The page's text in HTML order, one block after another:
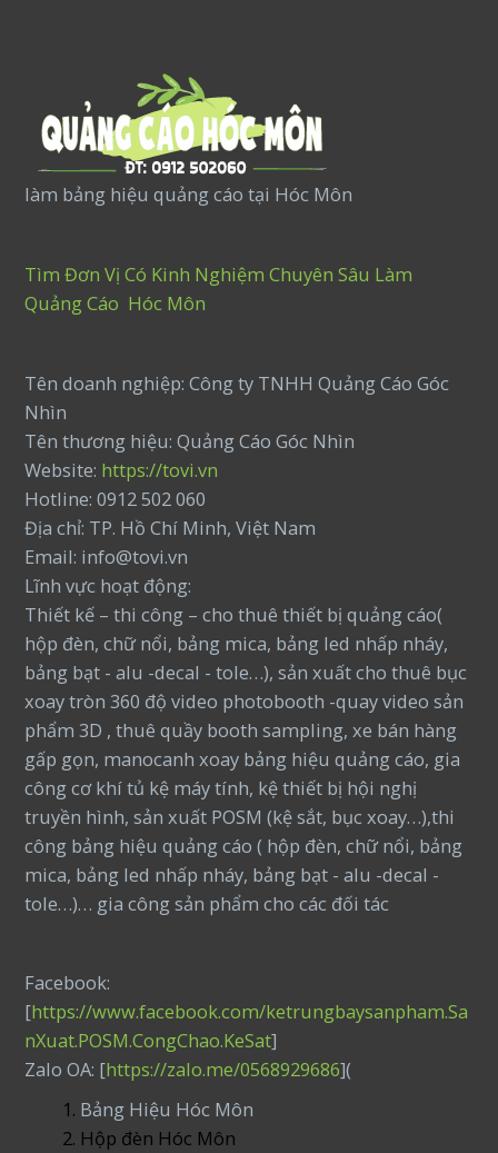
làm bảng hiệu quảng cáo tại Hóc Môn
Tìm Đơn Vị Có Kinh Nghiệm Chuyên Sâu Làm
Quảng Cáo Hóc Môn
Tên doanh nghiệp: Công ty TNHH Quảng Cáo Góc
Nhìn
Tên thương hiệu: Quảng Cáo Góc Nhìn
Website: https://tovi.vn
Hotline: 0912 502 060
Địa chỉ: TP. Hồ Chí Minh, Việt Nam
Email: info@tovi.vn
Lĩnh vực hoạt động:
Thiết kế – thi công – cho thuê thiết bị quảng cáo(
hộp đèn, chữ nổi, bảng mica, bảng led nhấp nháy,
bảng bạt - alu -decal - tole…), sản xuất cho thuê bục
xoay tròn 360 độ video photobooth -quay video sản
phẩm 3D , thuê quầy booth sampling, xe bán hàng
gấp gọn, manocanh xoay bảng hiệu quảng cáo, gia
công cơ khí tủ kệ máy tính, kệ thiết bị hội nghị
truyền hình, sản xuất POSM (kệ sắt, bục xoay…),thi
công bảng hiệu quảng cáo ( hộp đèn, chữ nổi, bảng
mica, bảng led nhấp nháy, bảng bạt - alu -decal -
tole…)… gia công sản phẩm cho các đối tác
Facebook:
[https://www.facebook.com/ketrungbaysanpham.Sa
nXuat.POSM.CongChao.KeSat]
Zalo OA: [https://zalo.me/0568929686](
Bảng Hiệu Hóc Môn
Hộp đèn Hóc Môn